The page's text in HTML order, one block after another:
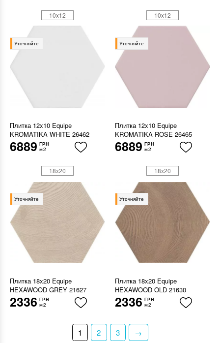
Уточняйте
Плитка 12x10 Equipe
KROMATIKA WHITE 26462
6889 ГРН
м2
10x12
Уточняйте
Плитка 12x10 Equipe
KROMATIKA ROSE 26465
6889 ГРН
м2
10x12
Уточняйте
Плитка 18x20 Equipe
HEXAWOOD GREY 21627
2336 ГРН
м2
18x20
Уточняйте
Плитка 18x20 Equipe
HEXAWOOD OLD 21630
2336 ГРН
м2
18x20
1 2 3
→